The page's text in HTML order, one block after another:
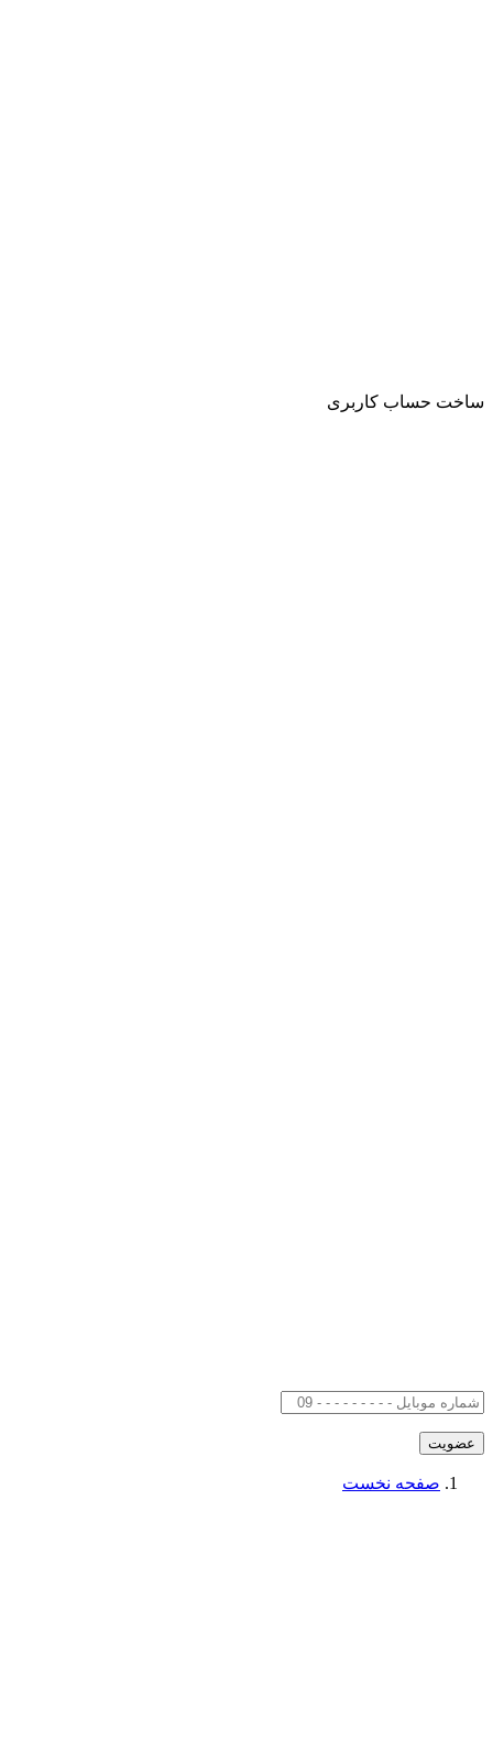
ساخت حساب کاربری
صفحه نخست